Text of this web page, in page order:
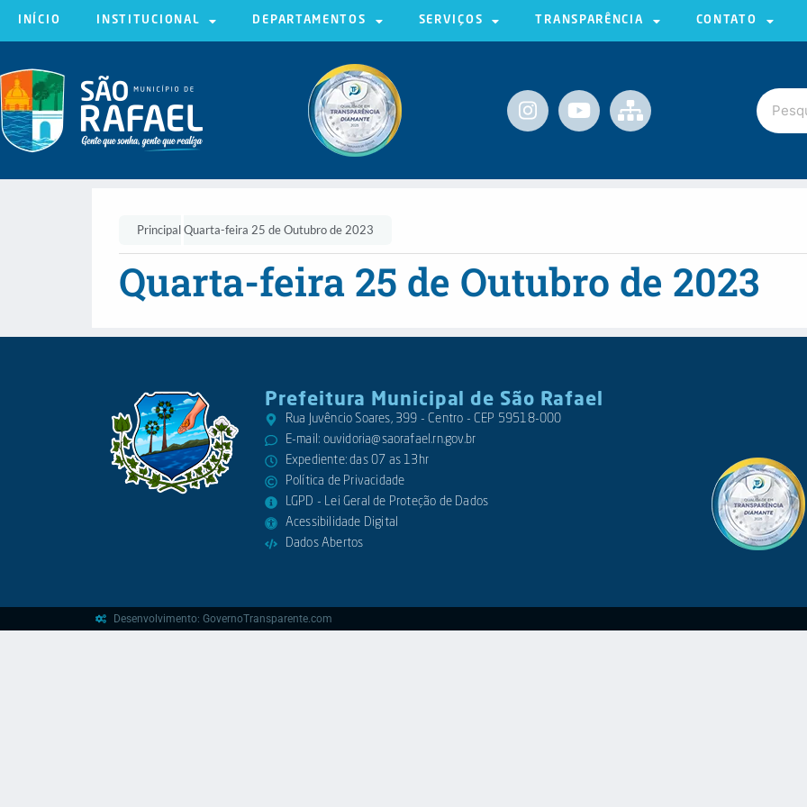
INÍCIO INSTITUCIONAL DEPARTAMENTOS SERVIÇOS TRANSPARÊNCIA CONTATO
PrincipalQuarta-feira 25 de Outubro de 2023
Quarta-feira 25 de Outubro de 2023
Prefeitura Municipal de São Rafael
Rua Juvêncio Soares, 399 - Centro - CEP 59518-000
E-mail: ouvidoria@saorafael.rn.gov.br
Expediente: das 07 as 13hr
Política de Privacidade
LGPD - Lei Geral de Proteção de Dados
Acessibilidade Digital
Dados Abertos
Desenvolvimento: GovernoTransparente.com